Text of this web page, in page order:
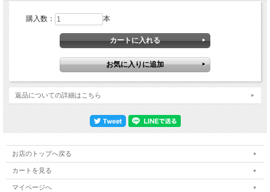
購入数： 本
返品についての詳細はこちら
お店のトップへ戻る
カートを見る
マイページへ